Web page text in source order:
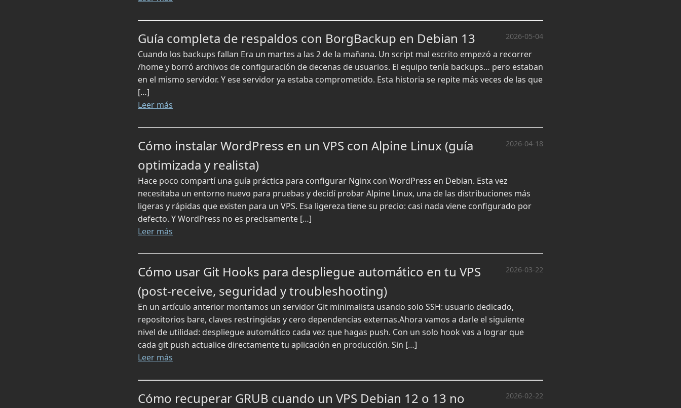
Guía completa de respaldos con BorgBackup en Debian 13 2026-05-04
Cuando los backups fallan Era un martes a las 2 de la mañana. Un script mal escrito empezó a recorrer
/home y borró archivos de configuración de decenas de usuarios. El equipo tenía backups… pero estaban
en el mismo servidor. Y ese servidor ya estaba comprometido. Esta historia se repite más veces de las que
[…]
Leer más
Cómo instalar WordPress en un VPS con Alpine Linux (guía
optimizada y realista)
2026-04-18
Hace poco compartí una guía práctica para configurar Nginx con WordPress en Debian. Esta vez
necesitaba un entorno nuevo para pruebas y decidí probar Alpine Linux, una de las distribuciones más
ligeras y rápidas que existen para un VPS. Esa ligereza tiene su precio: casi nada viene configurado por
defecto. Y WordPress no es precisamente […]
Leer más
Cómo usar Git Hooks para despliegue automático en tu VPS
(post-receive, seguridad y troubleshooting)
2026-03-22
En un artículo anterior montamos un servidor Git minimalista usando solo SSH: usuario dedicado,
repositorios bare, claves restringidas y cero dependencias externas.Ahora vamos a darle el siguiente
nivel de utilidad: despliegue automático cada vez que hagas push. Con un solo hook vas a lograr que
cada git push actualice directamente tu aplicación en producción. Sin […]
Leer más
Cómo recuperar GRUB cuando un VPS Debian 12 o 13 no
2026-02-22